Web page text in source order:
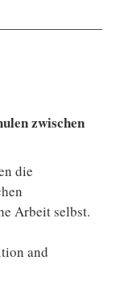
zwischen
die
Arbeit selbst.
and